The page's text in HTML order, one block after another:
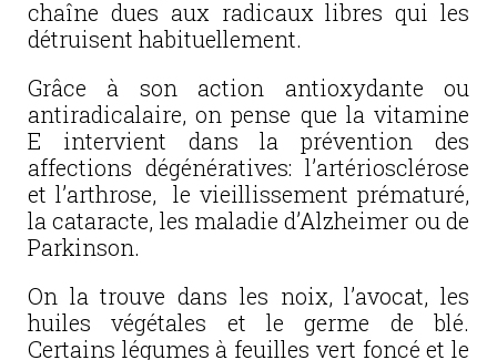
chaîne dues aux radicaux libres qui les
détruisent habituellement.
Grâce à son action antioxydante ou
antiradicalaire, on pense que la vitamine
E intervient dans la prévention des
affections dégénératives: l’artériosclérose
et l’arthrose, le vieillissement prématuré,
la cataracte, les maladie d’Alzheimer ou de
Parkinson.
On la trouve dans les noix, l’avocat, les
huiles végétales et le germe de blé.
Certains légumes à feuilles vert foncé et le